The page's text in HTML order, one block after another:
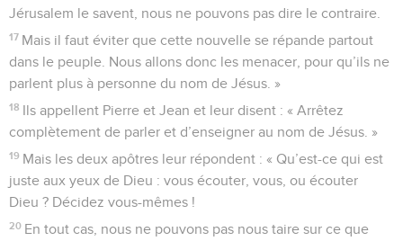
Jérusalem le savent, nous ne pouvons pas dire le contraire.
17 Mais il faut éviter que cette nouvelle se répande partout
dans le peuple. Nous allons donc les menacer, pour qu’ils ne
parlent plus à personne du nom de Jésus. »
18 Ils appellent Pierre et Jean et leur disent : « Arrêtez
complètement de parler et d’enseigner au nom de Jésus. »
19 Mais les deux apôtres leur répondent : « Qu’est-ce qui est
juste aux yeux de Dieu : vous écouter, vous, ou écouter
Dieu ? Décidez vous-mêmes !
20 En tout cas, nous ne pouvons pas nous taire sur ce que